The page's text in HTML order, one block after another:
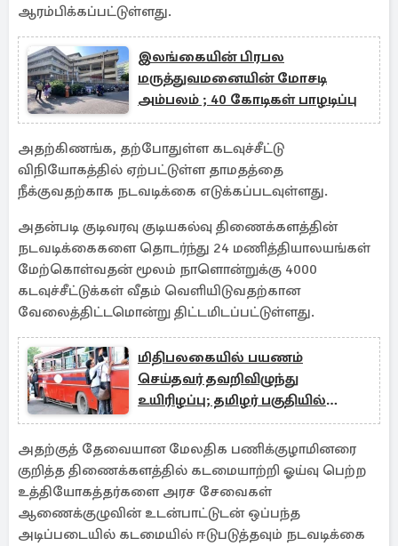
ஆரம்பிக்கப்பட்டுள்ளது.
இலங்கையின் பிரபல
மருத்துவமனையின் மோசடி
அம்பலம் ; 40 கோடிகள் பாழடிப்பு
அதற்கிணங்க, தற்போதுள்ள கடவுச்சீட்டு
விநியோகத்தில் ஏற்பட்டுள்ள தாமதத்தை
நீக்குவதற்காக நடவடிக்கை எடுக்கப்படவுள்ளது.
அதன்படி குடிவரவு குடியகல்வு திணைக்களத்தின்
நடவடிக்கைகளை தொடர்ந்து 24 மணித்தியாலயங்கள்
மேற்கொள்வதன் மூலம் நாளொன்றுக்கு 4000
கடவுச்சீட்டுக்கள் வீதம் வெளியிடுவதற்கான
வேலைத்திட்டமொன்று திட்டமிடப்பட்டுள்ளது.
மிதி்பலகையில் பயணம்
செய்தவர் தவறிவிழுந்து
உயிரிழப்பு; தமிழர் பகுதியில்
சம்பவம்
அதற்குத் தேவையான மேலதிக பணிக்குழாமினரை
குறித்த திணைக்களத்தில் கடமையாற்றி ஓய்வு பெற்ற
உத்தியோகத்தர்களை அரச சேவைகள்
ஆணைக்குழுவின் உடன்பாட்டுடன் ஒப்பந்த
அடிப்படையில் கடமையில் ஈடுபடுத்தவும் நடவடிக்கை